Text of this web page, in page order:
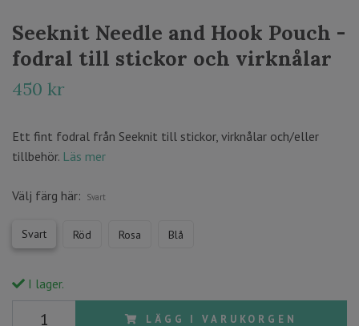
Seeknit Needle and Hook Pouch -
fodral till stickor och virknålar
450 kr
Ett fint fodral från Seeknit till stickor, virknålar och/eller
tillbehör. Läs mer
Välj färg här: Svart
Svart Röd Rosa Blå
I lager.
LÄGG I VARUKORGEN